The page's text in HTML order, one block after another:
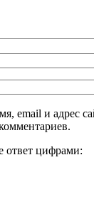
email и адрес
ответ цифрами: